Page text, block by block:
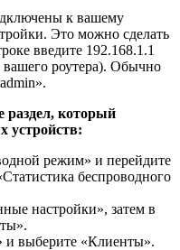
к вашему
Это можно сделать
введите 192.168.1.1
вашего роутера). Обычно
раздел, который
устройств:
режим» и перейдите
беспроводного
настройки», затем в
и выберите «Клиенты».